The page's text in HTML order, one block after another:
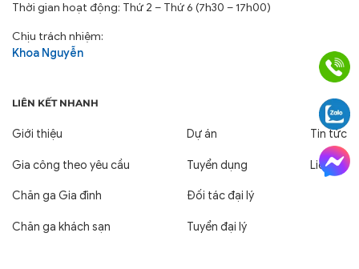
Thời gian hoạt động: Thứ 2 – Thứ 6 (7h30 – 17h00)
Chịu trách nhiệm:
Khoa Nguyễn
LIÊN KẾT NHANH
Giới thiệu
Gia công theo yêu cầu
Chăn ga Gia đình
Chăn ga khách sạn
Dự án
Tuyển dụng
Đối tác đại lý
Tuyển đại lý
Tin tức
Liên hệ